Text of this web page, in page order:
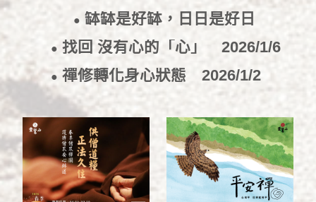
● 缽缽是好缽，日日是好日
2026/3/25
● 找回 沒有心的「心」 2026/1/6
● 禪修轉化身心狀態 2026/1/2